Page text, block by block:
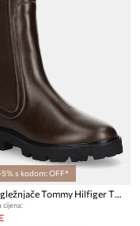
5% s kodom: OFF*
cijena: